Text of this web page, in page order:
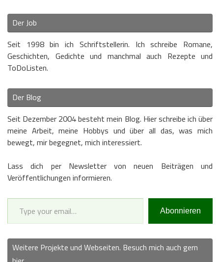
Der Job
Seit 1998 bin ich Schriftstellerin. Ich schreibe Romane,
Geschichten, Gedichte und manchmal auch Rezepte und
ToDoListen.
Der Blog
Seit Dezember 2004 besteht mein Blog. Hier schreibe ich über
meine Arbeit, meine Hobbys und über all das, was mich
bewegt, mir begegnet, mich interessiert.
Lass dich per Newsletter von neuen Beiträgen und
Veröffentlichungen informieren.
Type your email…
Abonnieren
Weitere Projekte und Webseiten. Besuch mich auch gern